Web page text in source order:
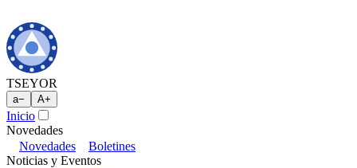
TSEYOR
a− A+
Inicio
Novedades
Novedades
Boletines
Noticias y Eventos